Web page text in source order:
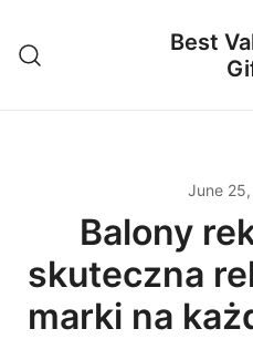
content
Best
June
Balony
skuteczna
marki na